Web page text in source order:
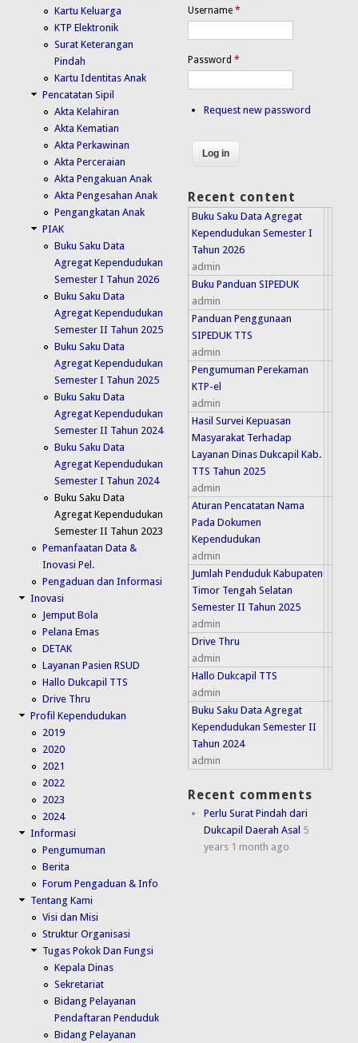
Kartu Keluarga
KTP Elektronik
Surat Keterangan
Pindah
Kartu Identitas Anak
Pencatatan Sipil
Akta Kelahiran
Akta Kematian
Akta Perkawinan
Akta Perceraian
Akta Pengakuan Anak
Akta Pengesahan Anak
Pengangkatan Anak
PIAK
Buku Saku Data
Agregat Kependudukan
Semester I Tahun 2026
Buku Saku Data
Agregat Kependudukan
Semester II Tahun 2025
Buku Saku Data
Agregat Kependudukan
Semester I Tahun 2025
Buku Saku Data
Agregat Kependudukan
Semester II Tahun 2024
Buku Saku Data
Agregat Kependudukan
Semester I Tahun 2024
Buku Saku Data
Agregat Kependudukan
Semester II Tahun 2023
Pemanfaatan Data &
Inovasi Pel.
Pengaduan dan Informasi
Inovasi
Jemput Bola
Pelana Emas
DETAK
Layanan Pasien RSUD
Hallo Dukcapil TTS
Drive Thru
Profil Kependudukan
2019
2020
2021
2022
2023
2024
Informasi
Pengumuman
Berita
Forum Pengaduan & Info
Tentang Kami
Visi dan Misi
Struktur Organisasi
Tugas Pokok Dan Fungsi
Kepala Dinas
Sekretariat
Bidang Pelayanan
Pendaftaran Penduduk
Bidang Pelayanan
Username*
Password*
Request new password
Recent content
Buku Saku Data Agregat
Kependudukan Semester I
Tahun 2026
admin
Buku Panduan SIPEDUK
admin
Panduan Penggunaan
SIPEDUK TTS
admin
Pengumuman Perekaman
KTP-el
admin
Hasil Survei Kepuasan
Masyarakat Terhadap
Layanan Dinas Dukcapil Kab.
TTS Tahun 2025
admin
Aturan Pencatatan Nama
Pada Dokumen
Kependudukan
admin
Jumlah Penduduk Kabupaten
Timor Tengah Selatan
Semester II Tahun 2025
admin
Drive Thru
admin
Hallo Dukcapil TTS
admin
Buku Saku Data Agregat
Kependudukan Semester II
Tahun 2024
admin
Recent comments
Perlu Surat Pindah dari
Dukcapil Daerah Asal 5
years 1 month ago